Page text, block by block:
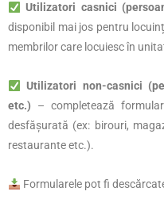
Utilizatori casnici
disponibil mai jos pentru
membrilor care locuiesc în
Utilizatori non-casnici
etc.) – completează
desfășurată (ex: birouri,
restaurante etc.).
Formularele pot fi